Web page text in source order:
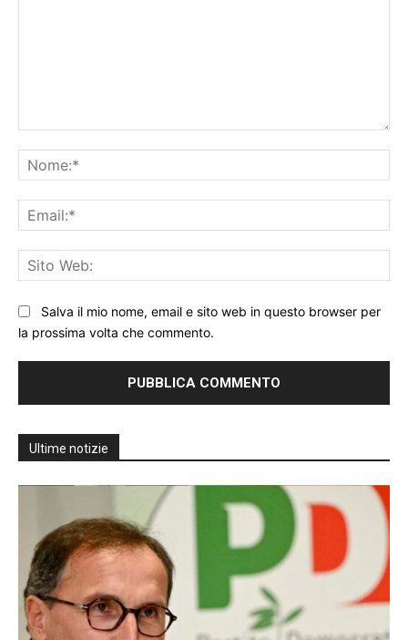
Salva il mio nome, email e sito web in questo browser per
la prossima volta che commento.
Ultime notizie